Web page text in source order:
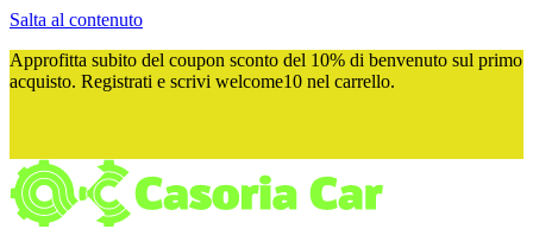
Salta al contenuto
Approfitta subito del coupon sconto del 10% di benvenuto sul primo
acquisto. Registrati e scrivi welcome10 nel carrello.